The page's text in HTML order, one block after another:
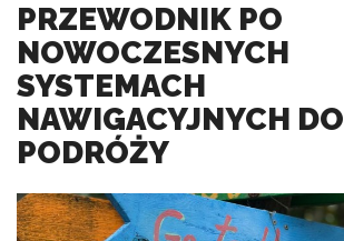
PRZEWODNIK PO
NOWOCZESNYCH
SYSTEMACH
NAWIGACYJNYCH DO
PODRÓŻY